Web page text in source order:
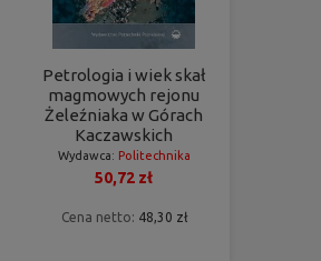
Petrologia i wiek skał
magmowych rejonu
Żeleźniaka w Górach
Kaczawskich
Wydawca: Politechnika
Poznańska
50,72 zł
Cena netto: 48,30 zł